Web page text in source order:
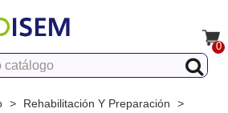
0
> Rehabilitación Y Preparación
>